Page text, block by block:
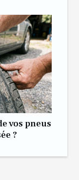
vos pneus
?